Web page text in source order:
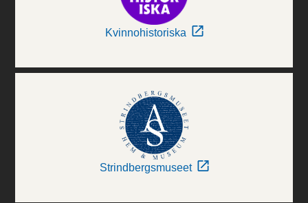
Kvinnohistoriska
Strindbergsmuseet